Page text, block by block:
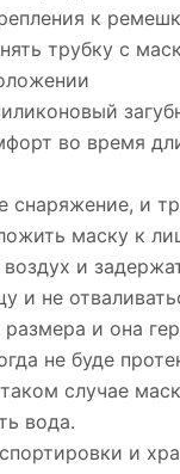
к
трубку с
во время
и
маску к
и
и не
и она
не буде
случае
вода.
и